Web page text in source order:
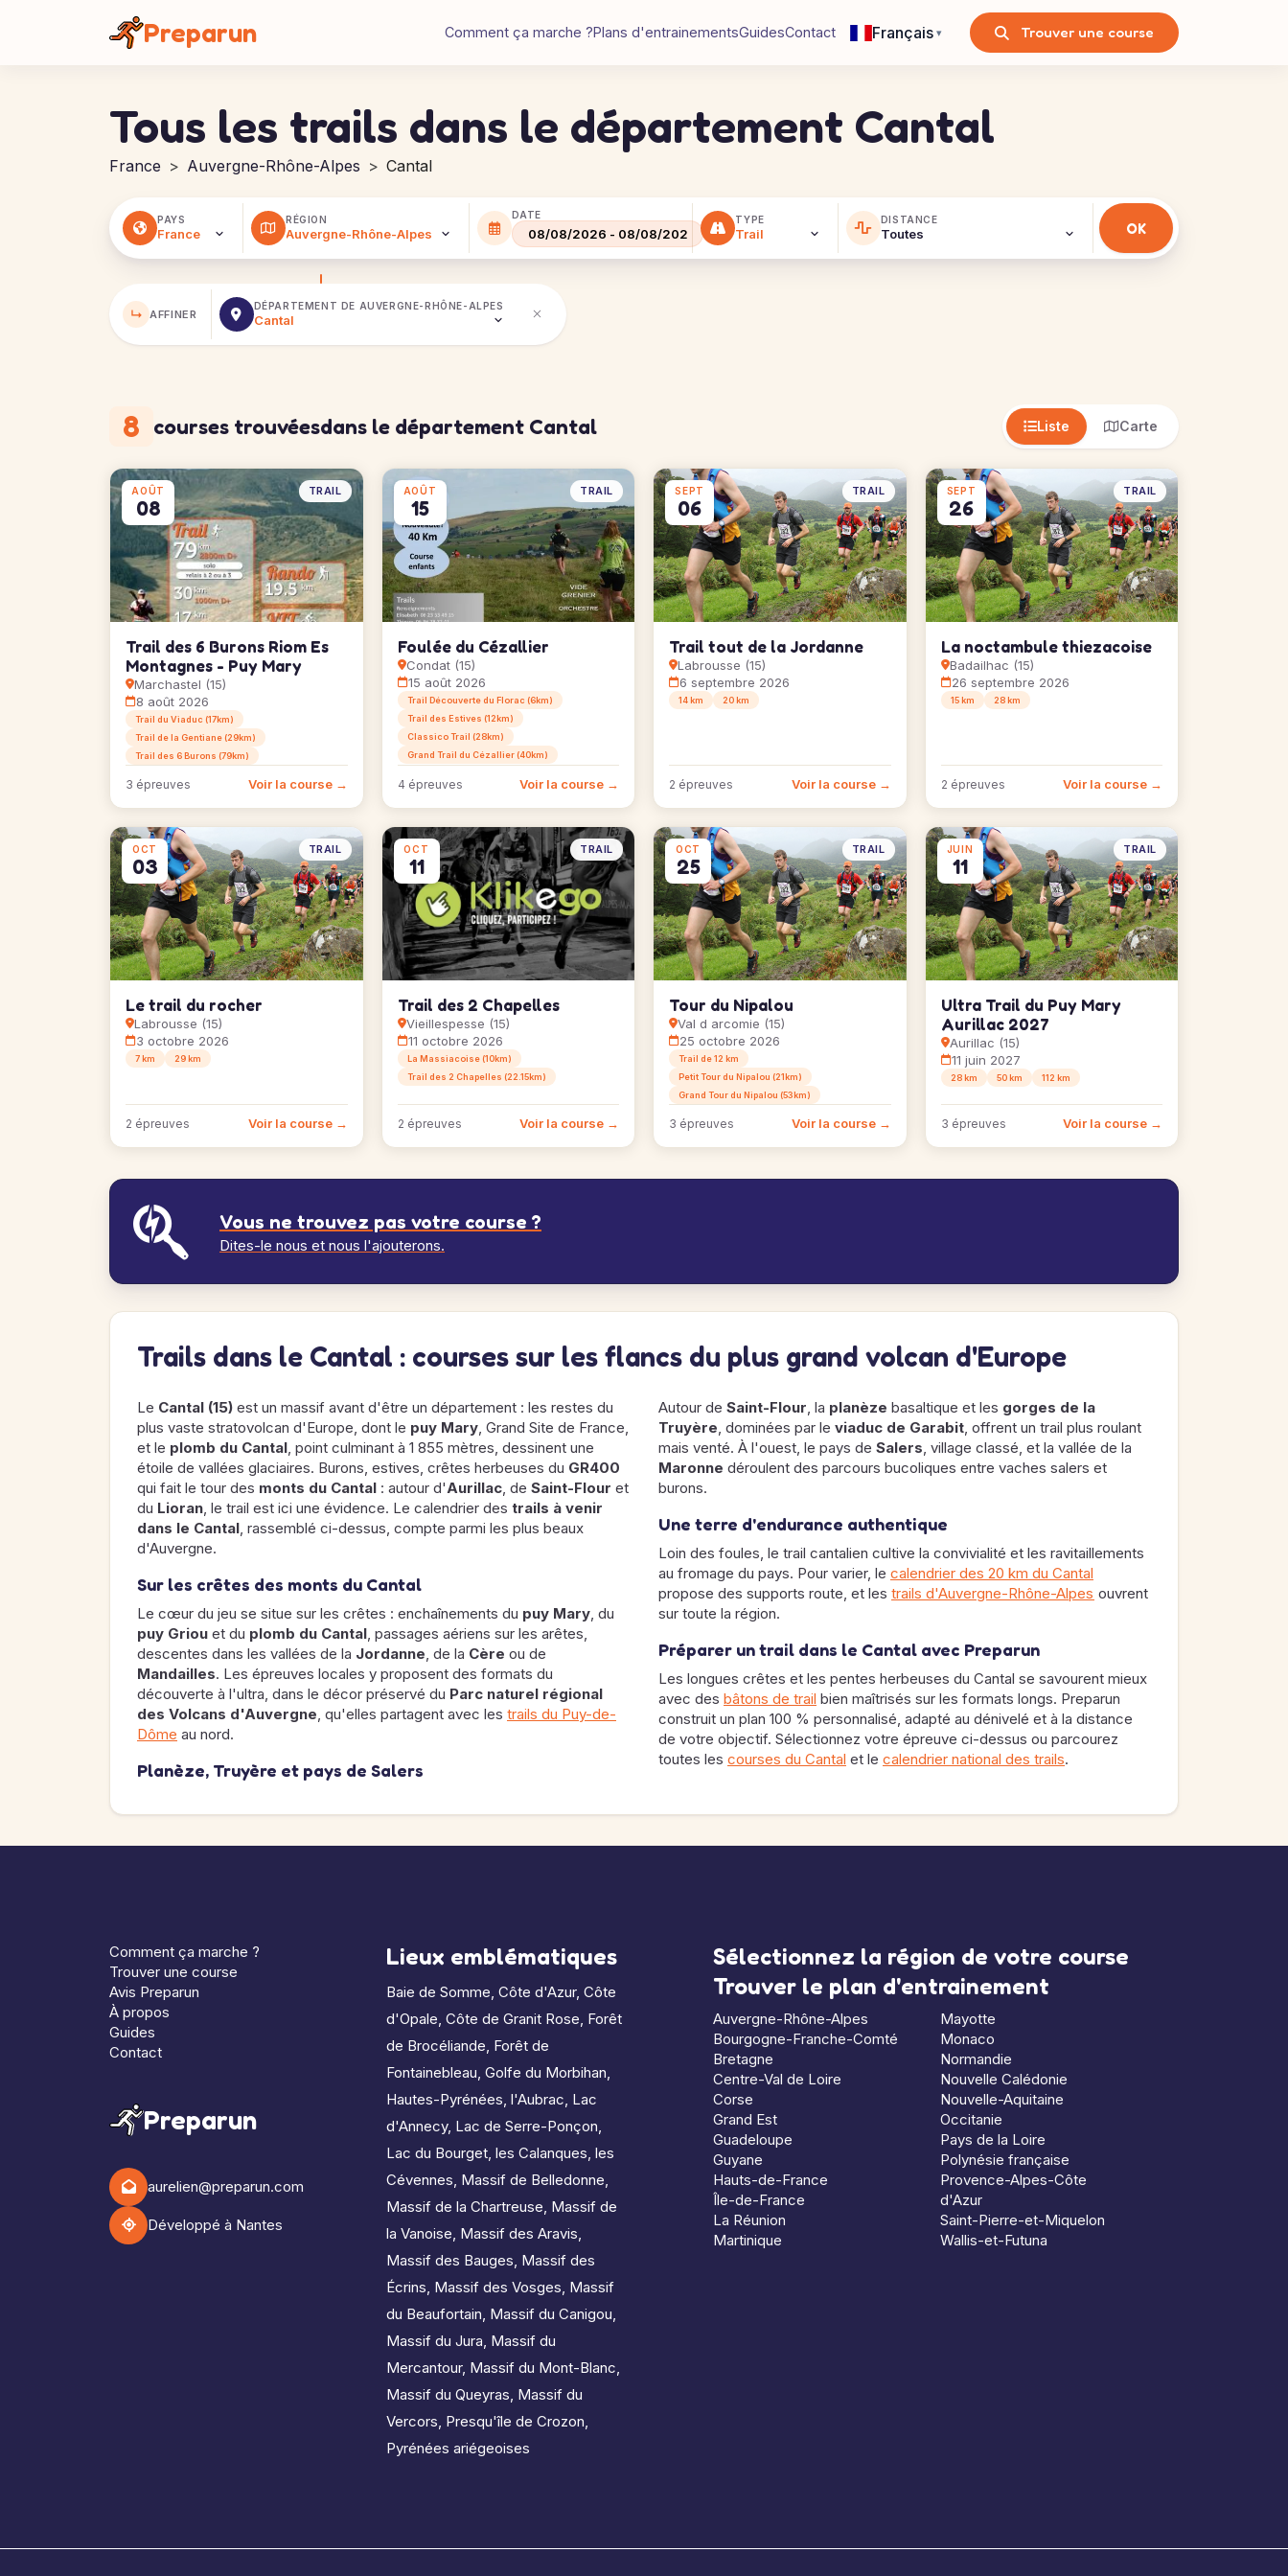
Preparun Comment ça marche ?Plans d'entrainementsGuidesContact Français ▾ Trouver une course
Tous les trails dans le département Cantal
France Auvergne-Rhône-Alpes Cantal
PAYS RÉGION DATE TYPE DISTANCE
↳ AFFINER
DÉPARTEMENT DE AUVERGNE-RHÔNE-ALPES
8 courses trouvéesdans le département Cantal Liste Carte
AOÛT
08
TRAIL
Trail des 6 Burons Riom Es
Montagnes - Puy Mary
Marchastel (15)
8 août 2026
Trail du Viaduc (17km)
Trail de la Gentiane (29km)
Trail des 6 Burons (79km)
3 épreuves Voir la course →
AOÛT
15
TRAIL
Foulée du Cézallier
Condat (15)
15 août 2026
Trail Découverte du Florac (6km)
Trail des Estives (12km)
Classico Trail (28km)
Grand Trail du Cézallier (40km)
4 épreuves Voir la course →
SEPT
06
TRAIL
Trail tout de la Jordanne
Labrousse (15)
6 septembre 2026
14 km 20 km
2 épreuves Voir la course →
SEPT
26
TRAIL
La noctambule thiezacoise
Badailhac (15)
26 septembre 2026
15 km 28 km
2 épreuves Voir la course →
OCT
03
TRAIL
Le trail du rocher
Labrousse (15)
3 octobre 2026
7 km 29 km
2 épreuves Voir la course →
OCT
11
TRAIL
Trail des 2 Chapelles
Vieillespesse (15)
11 octobre 2026
La Massiacoise (10km)
Trail des 2 Chapelles (22.15km)
2 épreuves Voir la course →
OCT
25
TRAIL
Tour du Nipalou
Val d arcomie (15)
25 octobre 2026
Trail de 12 km
Petit Tour du Nipalou (21km)
Grand Tour du Nipalou (53km)
3 épreuves Voir la course →
JUIN
11
TRAIL
Ultra Trail du Puy Mary
Aurillac 2027
Aurillac (15)
11 juin 2027
28 km 50 km 112 km
3 épreuves Voir la course →
Vous ne trouvez pas votre course ?
Dites-le nous et nous l'ajouterons.
Trails dans le Cantal : courses sur les flancs du plus grand volcan d'Europe
Le Cantal (15) est un massif avant d'être un département : les restes du
plus vaste stratovolcan d'Europe, dont le puy Mary, Grand Site de France,
et le plomb du Cantal, point culminant à 1 855 mètres, dessinent une
étoile de vallées glaciaires. Burons, estives, crêtes herbeuses du GR400
qui fait le tour des monts du Cantal : autour d'Aurillac, de Saint-Flour et
du Lioran, le trail est ici une évidence. Le calendrier des trails à venir
dans le Cantal, rassemblé ci-dessus, compte parmi les plus beaux
d'Auvergne.
Sur les crêtes des monts du Cantal
Le cœur du jeu se situe sur les crêtes : enchaînements du puy Mary, du
puy Griou et du plomb du Cantal, passages aériens sur les arêtes,
descentes dans les vallées de la Jordanne, de la Cère ou de
Mandailles. Les épreuves locales y proposent des formats du
découverte à l'ultra, dans le décor préservé du Parc naturel régional
des Volcans d'Auvergne, qu'elles partagent avec les trails du Puy-de-
Dôme au nord.
Planèze, Truyère et pays de Salers
Autour de Saint-Flour, la planèze basaltique et les gorges de la
Truyère, dominées par le viaduc de Garabit, offrent un trail plus roulant
mais venté. À l'ouest, le pays de Salers, village classé, et la vallée de la
Maronne déroulent des parcours bucoliques entre vaches salers et
burons.
Une terre d'endurance authentique
Loin des foules, le trail cantalien cultive la convivialité et les ravitaillements
au fromage du pays. Pour varier, le calendrier des 20 km du Cantal
propose des supports route, et les trails d'Auvergne-Rhône-Alpes ouvrent
sur toute la région.
Préparer un trail dans le Cantal avec Preparun
Les longues crêtes et les pentes herbeuses du Cantal se savourent mieux
avec des bâtons de trail bien maîtrisés sur les formats longs. Preparun
construit un plan 100 % personnalisé, adapté au dénivelé et à la distance
de votre objectif. Sélectionnez votre épreuve ci-dessus ou parcourez
toutes les courses du Cantal et le calendrier national des trails.
Comment ça marche ?
Trouver une course
Avis Preparun
À propos
Guides
Contact
Preparun
aurelien@preparun.com
Développé à Nantes
Lieux emblématiques
Baie de Somme Côte d'Azur, Côte
d'Opale Côte de Granit Rose Forêt
de Brocéliande Forêt de
Fontainebleau Golfe du Morbihan
Hautes-Pyrénées l'Aubrac Lac
d'Annecy, Lac de Serre-Ponçon
Lac du Bourget les Calanques les
Cévennes Massif de Belledonne
Massif de la Chartreuse Massif de
la Vanoise Massif des Aravis
Massif des Bauges Massif des
Écrins Massif des Vosges Massif
du Beaufortain Massif du Canigou
Massif du Jura Massif du
Mercantour, Massif du Mont-Blanc
Massif du Queyras Massif du
Vercors Presqu'île de Crozon
Pyrénées ariégeoises
Sélectionnez la région de votre course
Trouver le plan d'entrainement
Auvergne-Rhône-Alpes
Bourgogne-Franche-Comté
Bretagne
Centre-Val de Loire
Corse
Grand Est
Guadeloupe
Guyane
Hauts-de-France
Île-de-France
La Réunion
Martinique
Mayotte
Monaco
Normandie
Nouvelle Calédonie
Nouvelle-Aquitaine
Occitanie
Pays de la Loire
Polynésie française
Provence-Alpes-Côte
d'Azur
Saint-Pierre-et-Miquelon
Wallis-et-Futuna